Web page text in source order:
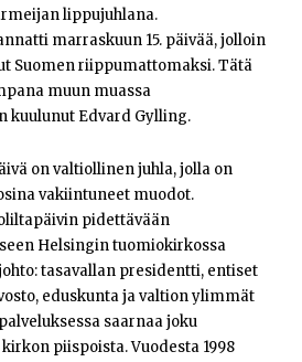
lippujuhlana.
marraskuun 15. päivää, jolloin
Suomen riippumattomaksi. Tätä
muun muassa
kuulunut Edvard Gylling.
on valtiollinen juhla, jolla on
vakiintuneet muodot.
pidettävään
Helsingin tuomiokirkossa
tasavallan presidentti, entiset
eduskunta ja valtion ylimmät
saarnaa joku
piispoista. Vuodesta 1998